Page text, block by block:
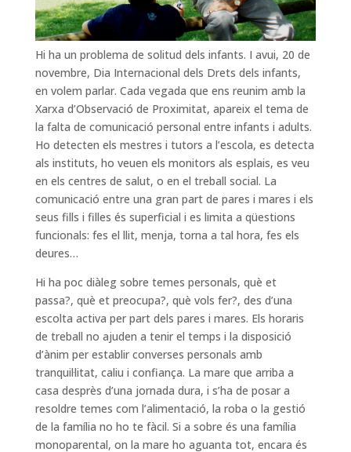
Hi ha un problema de solitud dels infants. I avui, 20 de
novembre, Dia Internacional dels Drets dels infants,
en volem parlar. Cada vegada que ens reunim amb la
Xarxa d’Observació de Proximitat, apareix el tema de
la falta de comunicació personal entre infants i adults.
Ho detecten els mestres i tutors a l’escola, es detecta
als instituts, ho veuen els monitors als esplais, es veu
en els centres de salut, o en el treball social. La
comunicació entre una gran part de pares i mares i els
seus fills i filles és superficial i es limita a qüestions
funcionals: fes el llit, menja, torna a tal hora, fes els
deures…
Hi ha poc diàleg sobre temes personals, què et
passa?, què et preocupa?, què vols fer?, des d’una
escolta activa per part dels pares i mares. Els horaris
de treball no ajuden a tenir el temps i la disposició
d’ànim per establir converses personals amb
tranquil·litat, caliu i confiança. La mare que arriba a
casa desprès d’una jornada dura, i s’ha de posar a
resoldre temes com l’alimentació, la roba o la gestió
de la família no ho te fàcil. Si a sobre és una família
monoparental, on la mare ho aguanta tot, encara és